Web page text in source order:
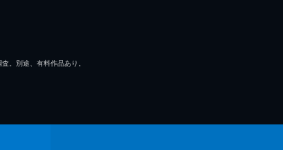
。別途、有料作品あり。